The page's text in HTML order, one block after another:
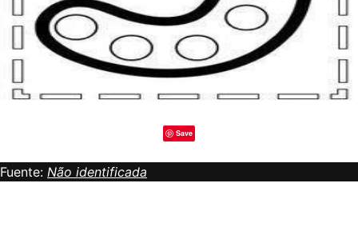
Save
Fuente: Não identificada